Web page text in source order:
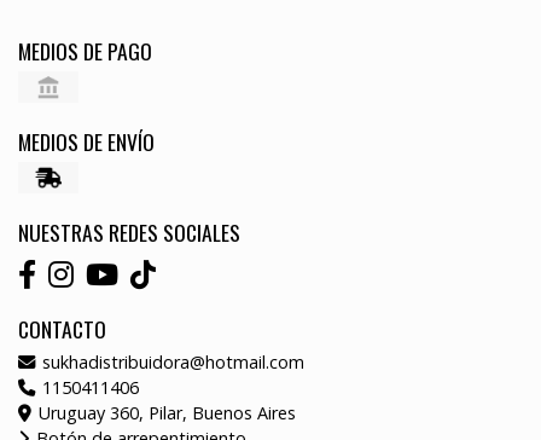
MEDIOS DE PAGO
MEDIOS DE ENVÍO
NUESTRAS REDES SOCIALES
CONTACTO
sukhadistribuidora@hotmail.com
1150411406
Uruguay 360, Pilar, Buenos Aires